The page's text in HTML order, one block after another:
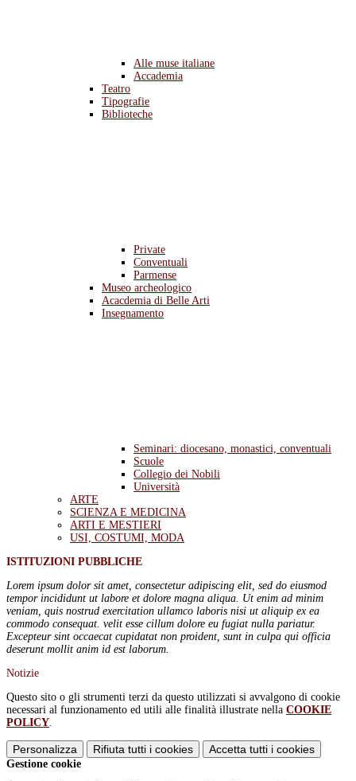
Alle muse italiane
Accademia
Teatro
Tipografie
Biblioteche
Private
Conventuali
Parmense
Museo archeologico
Acacdemia di Belle Arti
Insegnamento
Seminari: diocesano, monastici, conventuali
Scuole
Collegio dei Nobili
Università
ARTE
SCIENZA E MEDICINA
ARTI E MESTIERI
USI, COSTUMI, MODA
ISTITUZIONI PUBBLICHE
Lorem ipsum dolor sit amet, consectetur adipiscing elit, sed do eiusmod
tempor incididunt ut labore et dolore magna aliqua. Ut enim ad minim
veniam, quis nostrud exercitation ullamco laboris nisi ut aliquip ex ea
commodo consequat. velit esse cillum dolore eu fugiat nulla pariatur.
Excepteur sint occaecat cupidatat non proident, sunt in culpa qui officia
deserunt mollit anim id est laborum.
Notizie
Questo sito o gli strumenti terzi da questo utilizzati si avvalgono di cookie
necessari al funzionamento ed utili alle finalità illustrate nella COOKIE
POLICY.
Personalizza Rifiuta tutti i cookies Accetta tutti i cookies
Gestione cookie